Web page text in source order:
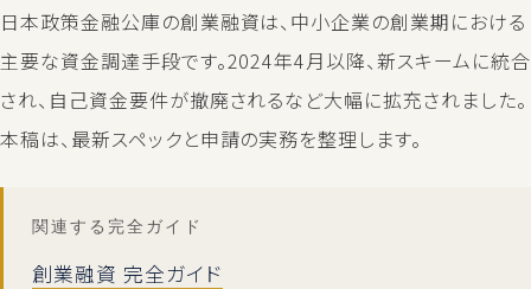
日本政策金融公庫の創業融資は、中小企業の創業期における
主要な資金調達手段です。2024年4月以降、新スキームに統合
され、自己資金要件が撤廃されるなど大幅に拡充されました。
本稿は、最新スペックと申請の実務を整理します。
関連する完全ガイド
創業融資 完全ガイド